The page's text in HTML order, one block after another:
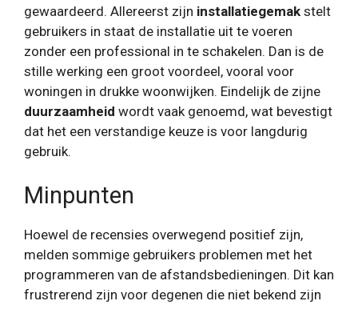
gewaardeerd. Allereerst zijn installatiegemak stelt
gebruikers in staat de installatie uit te voeren
zonder een professional in te schakelen. Dan is de
stille werking een groot voordeel, vooral voor
woningen in drukke woonwijken. Eindelijk de zijne
duurzaamheid wordt vaak genoemd, wat bevestigt
dat het een verstandige keuze is voor langdurig
gebruik.
Minpunten
Hoewel de recensies overwegend positief zijn,
melden sommige gebruikers problemen met het
programmeren van de afstandsbedieningen. Dit kan
frustrerend zijn voor degenen die niet bekend zijn